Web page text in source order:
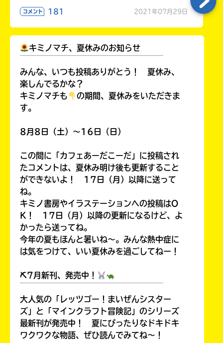
コメント 181 2021年07月29日
キミノマチ、夏休みのお知らせ
みんな、いつも投稿ありがとう！ 夏休み、
楽しんでるかな？
キミノマチも
の期間、夏休みをいただきま
す。
8月8日（土）～16日（日）
この間に「カフェあーだこーだ」に投稿され
たコメントは、夏休み明け後も更新すること
ができないよ！ 17日（月）以降に送って
ね。
キミノ書房やイラステーションへの投稿はO
K！ 17日（月）以降の更新になるけど、よ
かったら送ってね。
今年の夏もほんと暑いね～。みんな熱中症に
は気をつけて、いい夏休みを過ごしてねー！
⛏7月新刊、発売中！
大人気の「レッツゴー！まいぜんシスター
ズ」と「マインクラフト冒険記」のシリーズ
最新刊が発売中！ 夏にぴったりなドキドキ
ワクワクな物語、ぜひ読んでみてね～！